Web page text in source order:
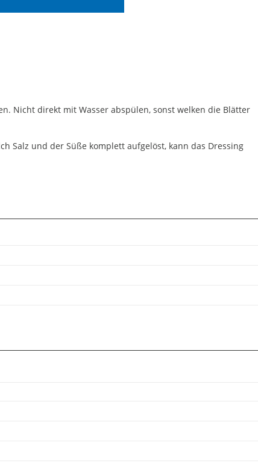
Nicht direkt mit Wasser abspülen, sonst welken die Blätter
Salz und der Süße komplett aufgelöst, kann das Dressing